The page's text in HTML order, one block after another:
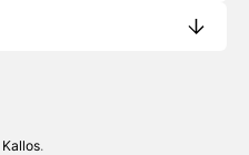
Kallos.